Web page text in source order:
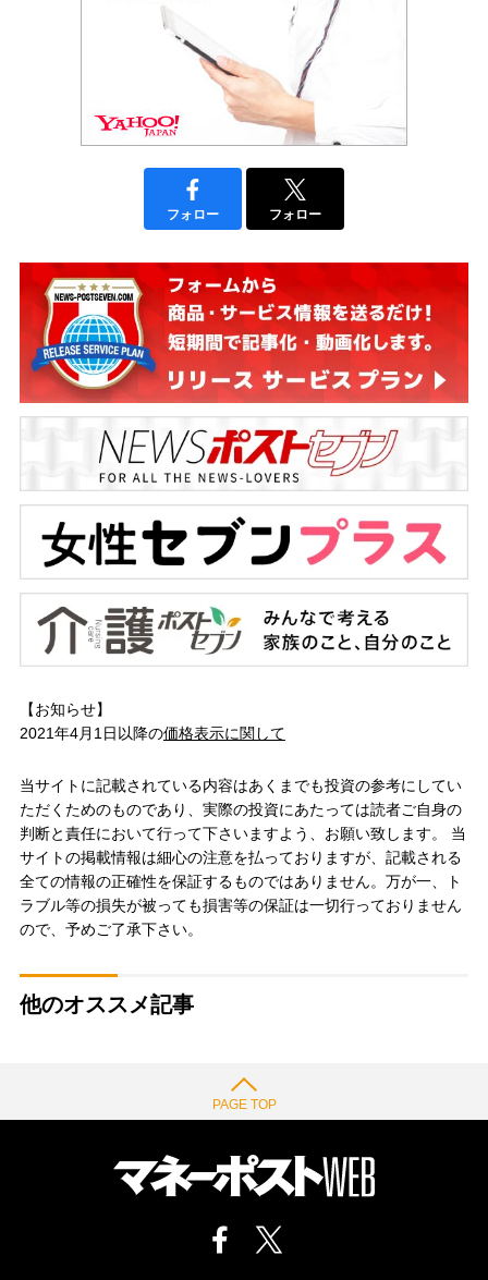
フォロー フォロー
【お知らせ】
2021年4月1日以降の価格表示に関して
当サイトに記載されている内容はあくまでも投資の参考にしてい
ただくためのものであり、実際の投資にあたっては読者ご自身の
判断と責任において行って下さいますよう、お願い致します。 当
サイトの掲載情報は細心の注意を払っておりますが、記載される
全ての情報の正確性を保証するものではありません。万が一、ト
ラブル等の損失が被っても損害等の保証は一切行っておりません
ので、予めご了承下さい。
他のオススメ記事
PAGE TOP